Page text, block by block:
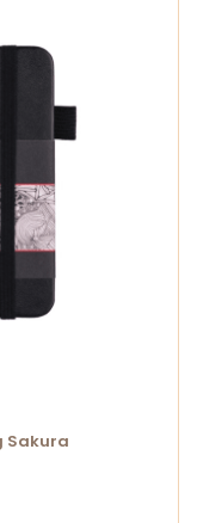
Sakura